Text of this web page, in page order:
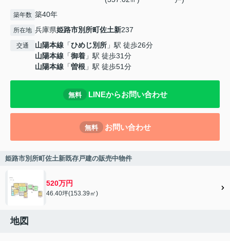
築年数 築40年
所在地 兵庫県姫路市別所町佐土新237
交通 山陽本線 「ひめじ別所 」駅 徒歩26分
山陽本線 「御着 」駅 徒歩31分
山陽本線 「曽根 」駅 徒歩51分
無料 LINEからお問い合わせ
無料 お問い合わせ
姫路市別所町佐土新既存戸建の販売中物件
520万円
46.40坪(153.39㎡)
地図